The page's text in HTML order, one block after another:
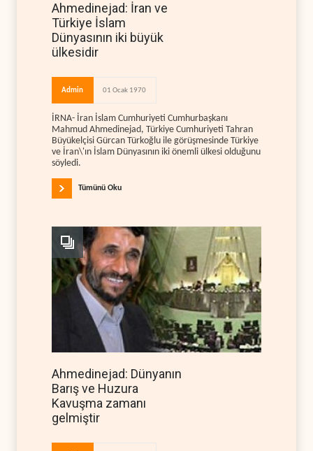
Ahmedinejad: İran ve
Türkiye İslam
Dünyasının iki büyük
ülkesidir
Admin 01 Ocak 1970
İRNA- İran İslam Cumhuriyeti Cumhurbaşkanı
Mahmud Ahmedinejad, Türkiye Cumhuriyeti Tahran
Büyükelçisi Gürcan Türkoğlu ile görüşmesinde Türkiye
ve İran\'ın İslam Dünyasının iki önemli ülkesi olduğunu
söyledi.
Tümünü Oku
Ahmedinejad: Dünyanın
Barış ve Huzura
Kavuşma zamanı
gelmiştir